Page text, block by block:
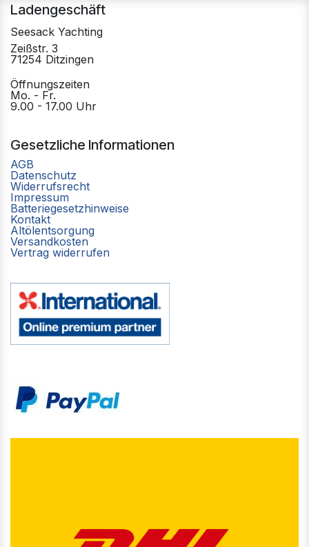
Ladengeschäft
Seesack Yachting
Zeißstr. 3
71254 Ditzingen
Öffnungszeiten
Mo. - Fr.
9.00 - 17.00 Uhr
Gesetzliche Informationen
AGB
Datenschutz
Widerrufsrecht
Impressum
Batteriegesetzhinweise
Kontakt
Altölentsorgung
Versandkosten
Vertrag widerrufen